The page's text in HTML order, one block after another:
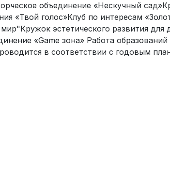
объединение «Нескучный
«Твой голос»Клуб по интересам
эстетического развития для
«Game зона» Работа образований
в соответствии с годовым